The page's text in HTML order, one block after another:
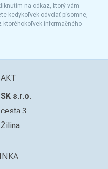
na odkaz, ktorý vám
kedykoľvek odvolať písomne,
ktoréhokoľvek informačného
s.r.o.
3